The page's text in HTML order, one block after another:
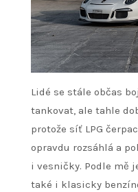
Lidé se stále občas
tankovat, ale tahle
protože síť LPG
opravdu rozsáhlá a
i vesničky. Podle mě
také i klasicky